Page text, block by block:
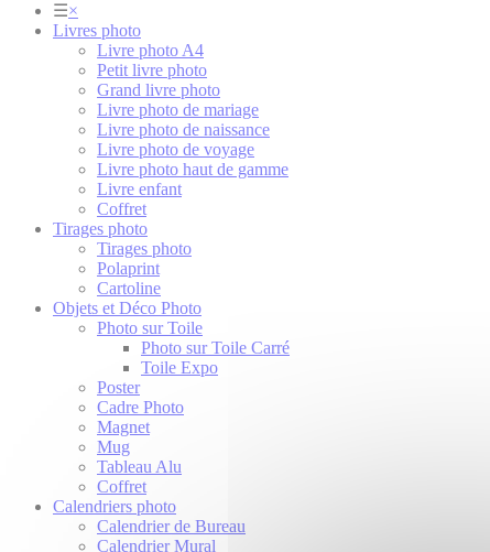
☰×
Livres photo
Livre photo A4
Petit livre photo
Grand livre photo
Livre photo de mariage
Livre photo de naissance
Livre photo de voyage
Livre photo haut de gamme
Livre enfant
Coffret
Tirages photo
Tirages photo
Polaprint
Cartoline
Objets et Déco Photo
Photo sur Toile
Photo sur Toile Carré
Toile Expo
Poster
Cadre Photo
Magnet
Mug
Tableau Alu
Coffret
Calendriers photo
Calendrier de Bureau
Calendrier Mural